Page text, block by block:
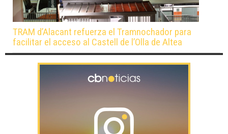
TRAM d’Alacant refuerza el Tramnochador para
facilitar el acceso al Castell de l’Olla de Altea